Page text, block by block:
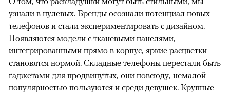
узнали в нулевых. Бренды осознали потенциал новых
телефонов и стали экспериментировать с дизайном.
Появляются модели с тканевыми панелями,
интегрированными прямо в корпус, яркие расцветки
становятся нормой. Складные телефоны перестали быть
гаджетами для продвинутых, они повсюду, немалой
популярностью пользуются и среди девушек. Крупные